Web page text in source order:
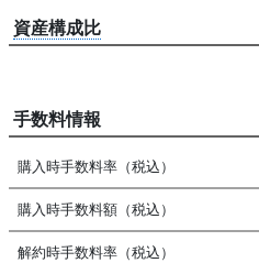
資産構成比
手数料情報
購入時手数料率（税込）
購入時手数料額（税込）
解約時手数料率（税込）